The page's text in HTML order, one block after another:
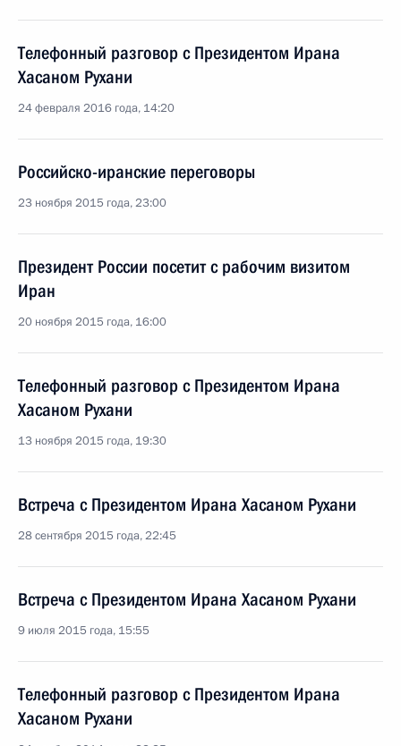
Телефонный разговор с Президентом Ирана
Хасаном Рухани
24 февраля 2016 года, 14:20
Российско-иранские переговоры
23 ноября 2015 года, 23:00
Президент России посетит с рабочим визитом
Иран
20 ноября 2015 года, 16:00
Телефонный разговор с Президентом Ирана
Хасаном Рухани
13 ноября 2015 года, 19:30
Встреча с Президентом Ирана Хасаном Рухани
28 сентября 2015 года, 22:45
Встреча с Президентом Ирана Хасаном Рухани
9 июля 2015 года, 15:55
Телефонный разговор с Президентом Ирана
Хасаном Рухани